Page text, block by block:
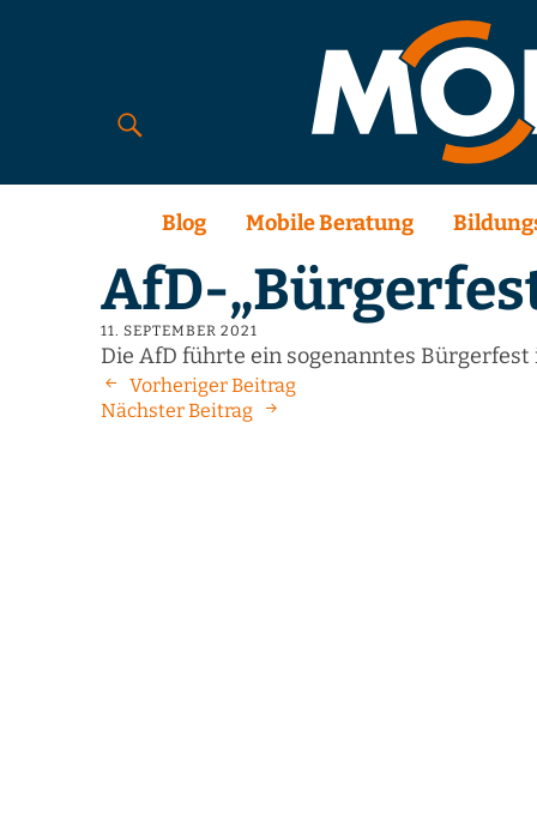
Blog Mobile Beratung
AfD-
11. SEPTEMBER 2021
Die AfD führte ein sogenanntes
Vorheriger Beitrag
Nächster Beitrag